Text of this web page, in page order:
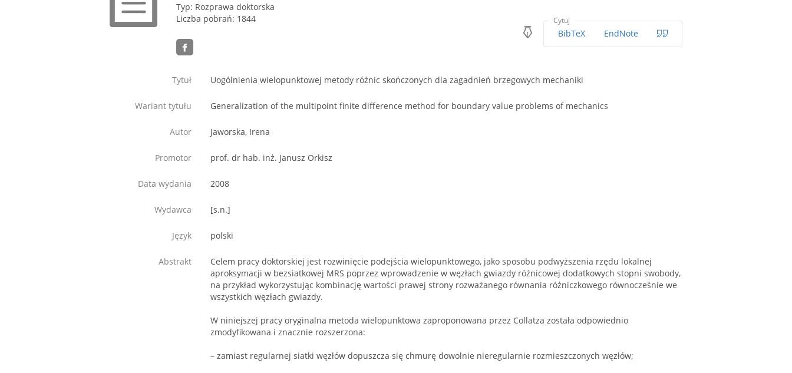
Typ: Rozprawa doktorska
Liczba pobrań: 1844
Cytuj
BibTeX EndNote
Tytuł Uogólnienia wielopunktowej metody różnic skończonych dla zagadnień brzegowych mechaniki
Wariant tytułu Generalization of the multipoint finite difference method for boundary value problems of mechanics
Autor Jaworska, Irena
Promotor prof. dr hab. inż. Janusz Orkisz
Data wydania 2008
Wydawca [s.n.]
Język polski
Abstrakt
Celem pracy doktorskiej jest rozwinięcie podejścia wielopunktowego, jako sposobu podwyższenia rzędu lokalnej
aproksymacji w bezsiatkowej MRS poprzez wprowadzenie w węzłach gwiazdy różnicowej dodatkowych stopni swobody,
na przykład wykorzystując kombinację wartości prawej strony rozważanego równania różniczkowego równocześnie we
wszystkich węzłach gwiazdy.
W niniejszej pracy oryginalna metoda wielopunktowa zaproponowana przez Collatza została odpowiednio
zmodyfikowana i znacznie rozszerzona:
– zamiast regularnej siatki węzłów dopuszcza się chmurę dowolnie nieregularnie rozmieszczonych węzłów;